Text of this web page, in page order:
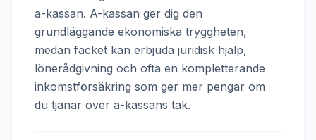
a-kassan. A-kassan ger dig den
grundläggande ekonomiska tryggheten,
medan facket kan erbjuda juridisk hjälp,
lönerådgivning och ofta en kompletterande
inkomstförsäkring som ger mer pengar om
du tjänar över a-kassans tak.